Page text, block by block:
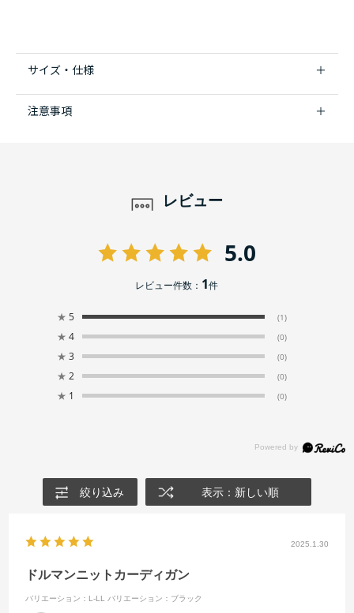
サイズ・仕様
注意事項
レビュー
5.0
レビュー件数： 1件
★ 5 (1)
★ 4 (0)
★ 3 (0)
★ 2 (0)
★ 1 (0)
絞り込み 表示：新しい順
2025.1.30
ドルマンニットカーディガン
バリエーション：L-LL バリエーション：ブラック